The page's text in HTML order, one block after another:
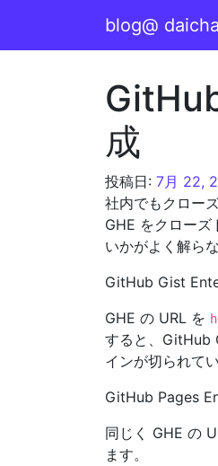
メインナビゲ
blog@
成
投稿日: 7月 22,
社内でもクロー
GHE をクロー
いかがよく解ら
GitHub Gist
GHE の URL を
すると、GitHub
インが切られて
GitHub Pages
同じく GHE の
ます。